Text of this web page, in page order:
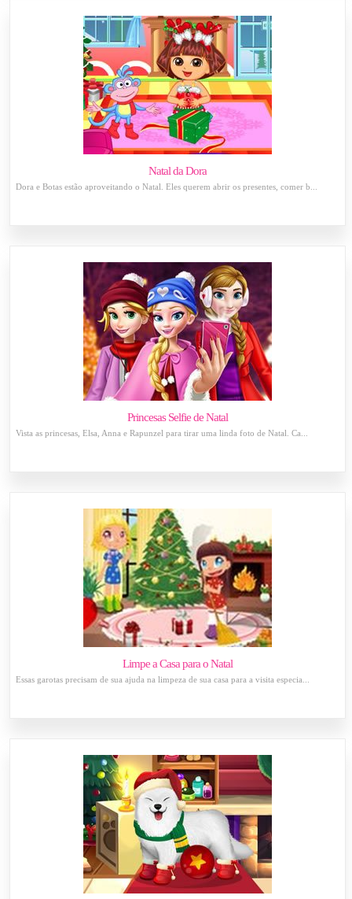
Natal da Dora
Dora e Botas estão aproveitando o Natal. Eles querem abrir os presentes, comer b...
Princesas Selfie de Natal
Vista as princesas, Elsa, Anna e Rapunzel para tirar uma linda foto de Natal. Ca...
Limpe a Casa para o Natal
Essas garotas precisam de sua ajuda na limpeza de sua casa para a visita especia...